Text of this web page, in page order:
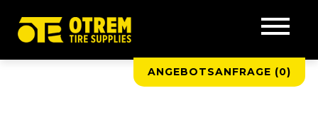
Reifen ✔ Schnelle Lieferung weltweit ✔ Reparatur von
Reifen und Felgen - Vulkanisation
ANGEBOTSANFRAGE (0)